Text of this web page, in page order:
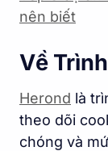
nên biết
Về
Herond là
theo dõi
chóng và